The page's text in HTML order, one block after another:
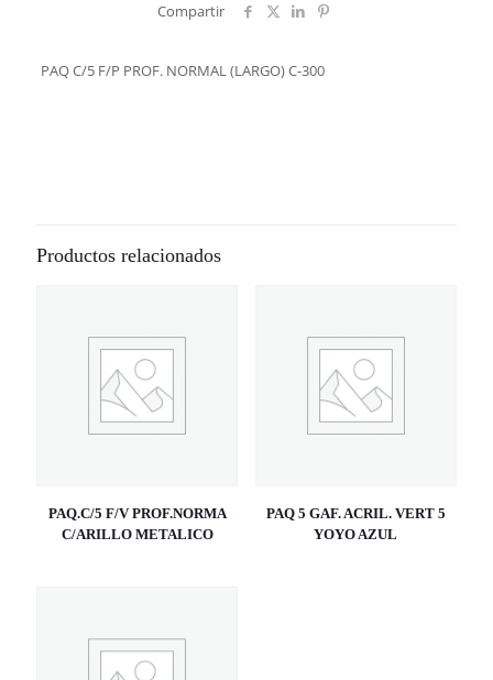
Compartir
PAQ C/5 F/P PROF. NORMAL (LARGO) C-300
Productos relacionados
PAQ.C/5 F/V PROF.NORMA
C/ARILLO METALICO
PAQ 5 GAF. ACRIL. VERT 5
YOYO AZUL